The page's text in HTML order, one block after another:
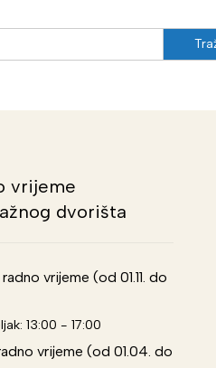
vrijeme
dvorišta
vrijeme (od 01.11. do
13:00 - 17:00
vrijeme (od 01.04. do